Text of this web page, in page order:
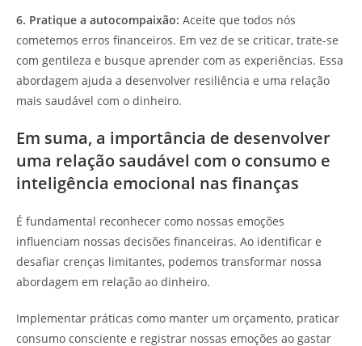
6. Pratique a autocompaixão: Aceite que todos nós
cometemos erros financeiros. Em vez de se criticar, trate-se
com gentileza e busque aprender com as experiências. Essa
abordagem ajuda a desenvolver resiliência e uma relação
mais saudável com o dinheiro.
Em suma, a importância de desenvolver
uma relação saudável com o consumo e
inteligência emocional nas finanças
É fundamental reconhecer como nossas emoções
influenciam nossas decisões financeiras. Ao identificar e
desafiar crenças limitantes, podemos transformar nossa
abordagem em relação ao dinheiro.
Implementar práticas como manter um orçamento, praticar
consumo consciente e registrar nossas emoções ao gastar